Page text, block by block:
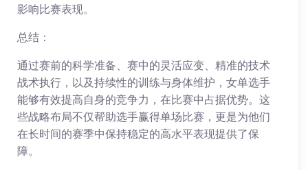
影响比赛表现。
总结：
通过赛前的科学准备、赛中的灵活应变、精准的技术
战术执行，以及持续性的训练与身体维护，女单选手
能够有效提高自身的竞争力，在比赛中占据优势。这
些战略布局不仅帮助选手赢得单场比赛，更是为他们
在长时间的赛季中保持稳定的高水平表现提供了保
障。